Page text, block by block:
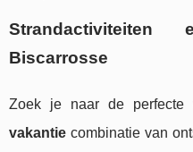
Biscarrosse
Zoek je naar de perfecte
vakantie combinatie van